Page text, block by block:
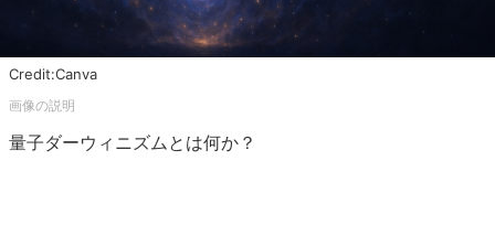
Credit:Canva
量子ダーウィニズムとは何か？